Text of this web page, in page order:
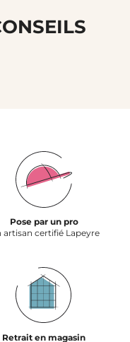
Pose par un pro
artisan certifié Lapeyre
Retrait en magasin